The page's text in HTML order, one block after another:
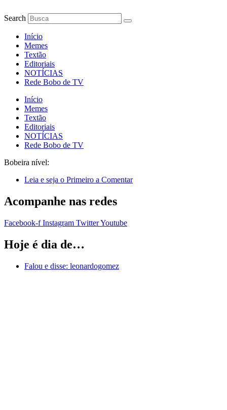
para
conteúdo
Search
Início
Memes
Textão
Editoriais
NOTÍCIAS
Rede Bobo de TV
Início
Memes
Textão
Editoriais
NOTÍCIAS
Rede Bobo de TV
Bobeira nível:
Leia e seja o Primeiro a Comentar
Acompanhe nas redes
Facebook-f Instagram TwitterYoutube
Hoje é dia de…
Falou e disse: leonardogomez